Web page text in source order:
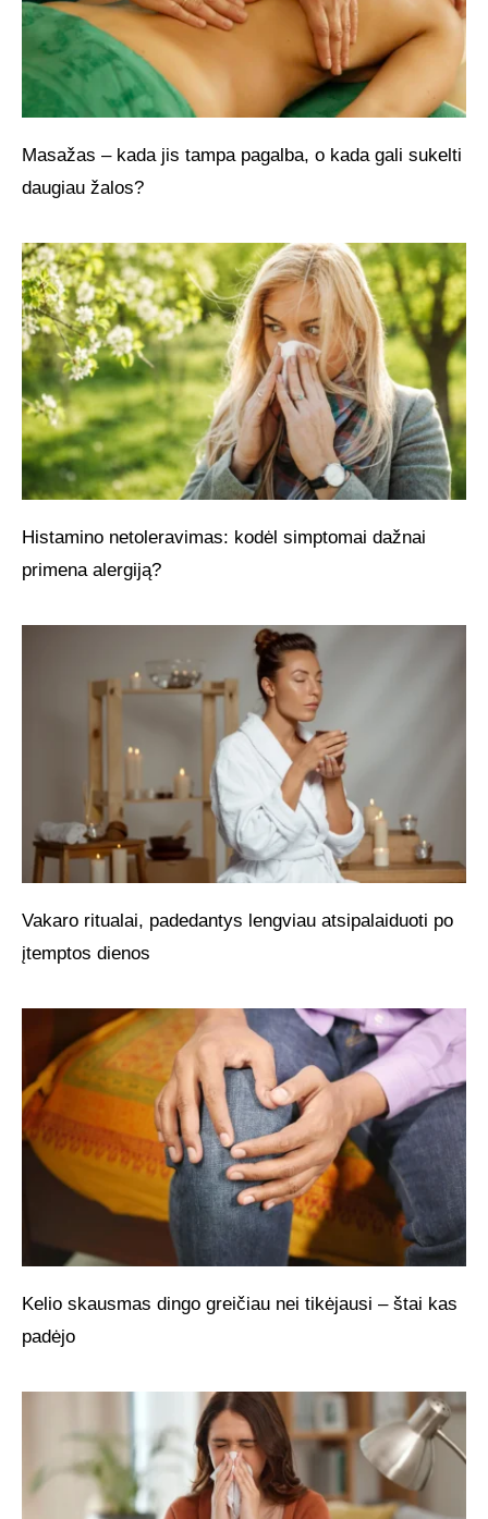
Masažas – kada jis tampa pagalba, o kada gali sukelti
daugiau žalos?
Histamino netoleravimas: kodėl simptomai dažnai
primena alergiją?
Vakaro ritualai, padedantys lengviau atsipalaiduoti po
įtemptos dienos
Kelio skausmas dingo greičiau nei tikėjausi – štai kas
padėjo